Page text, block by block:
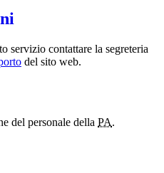
servizio contattare la segreteria
del sito web.
del personale della PA.